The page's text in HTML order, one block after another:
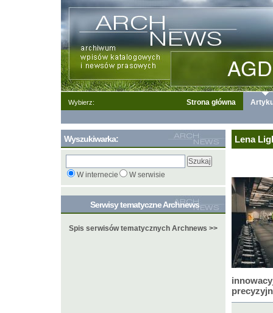
Wybierz: Strona główna
Lena
Wyszukiwarka:
W internecie W serwisie
Serwisy tematyczne Archnews
Spis serwisów tematycznych Archnews >>